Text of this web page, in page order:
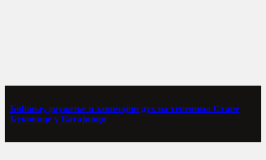
Боћање, дружење и завичајни дух на теренима Старе
Буковице у Батајници